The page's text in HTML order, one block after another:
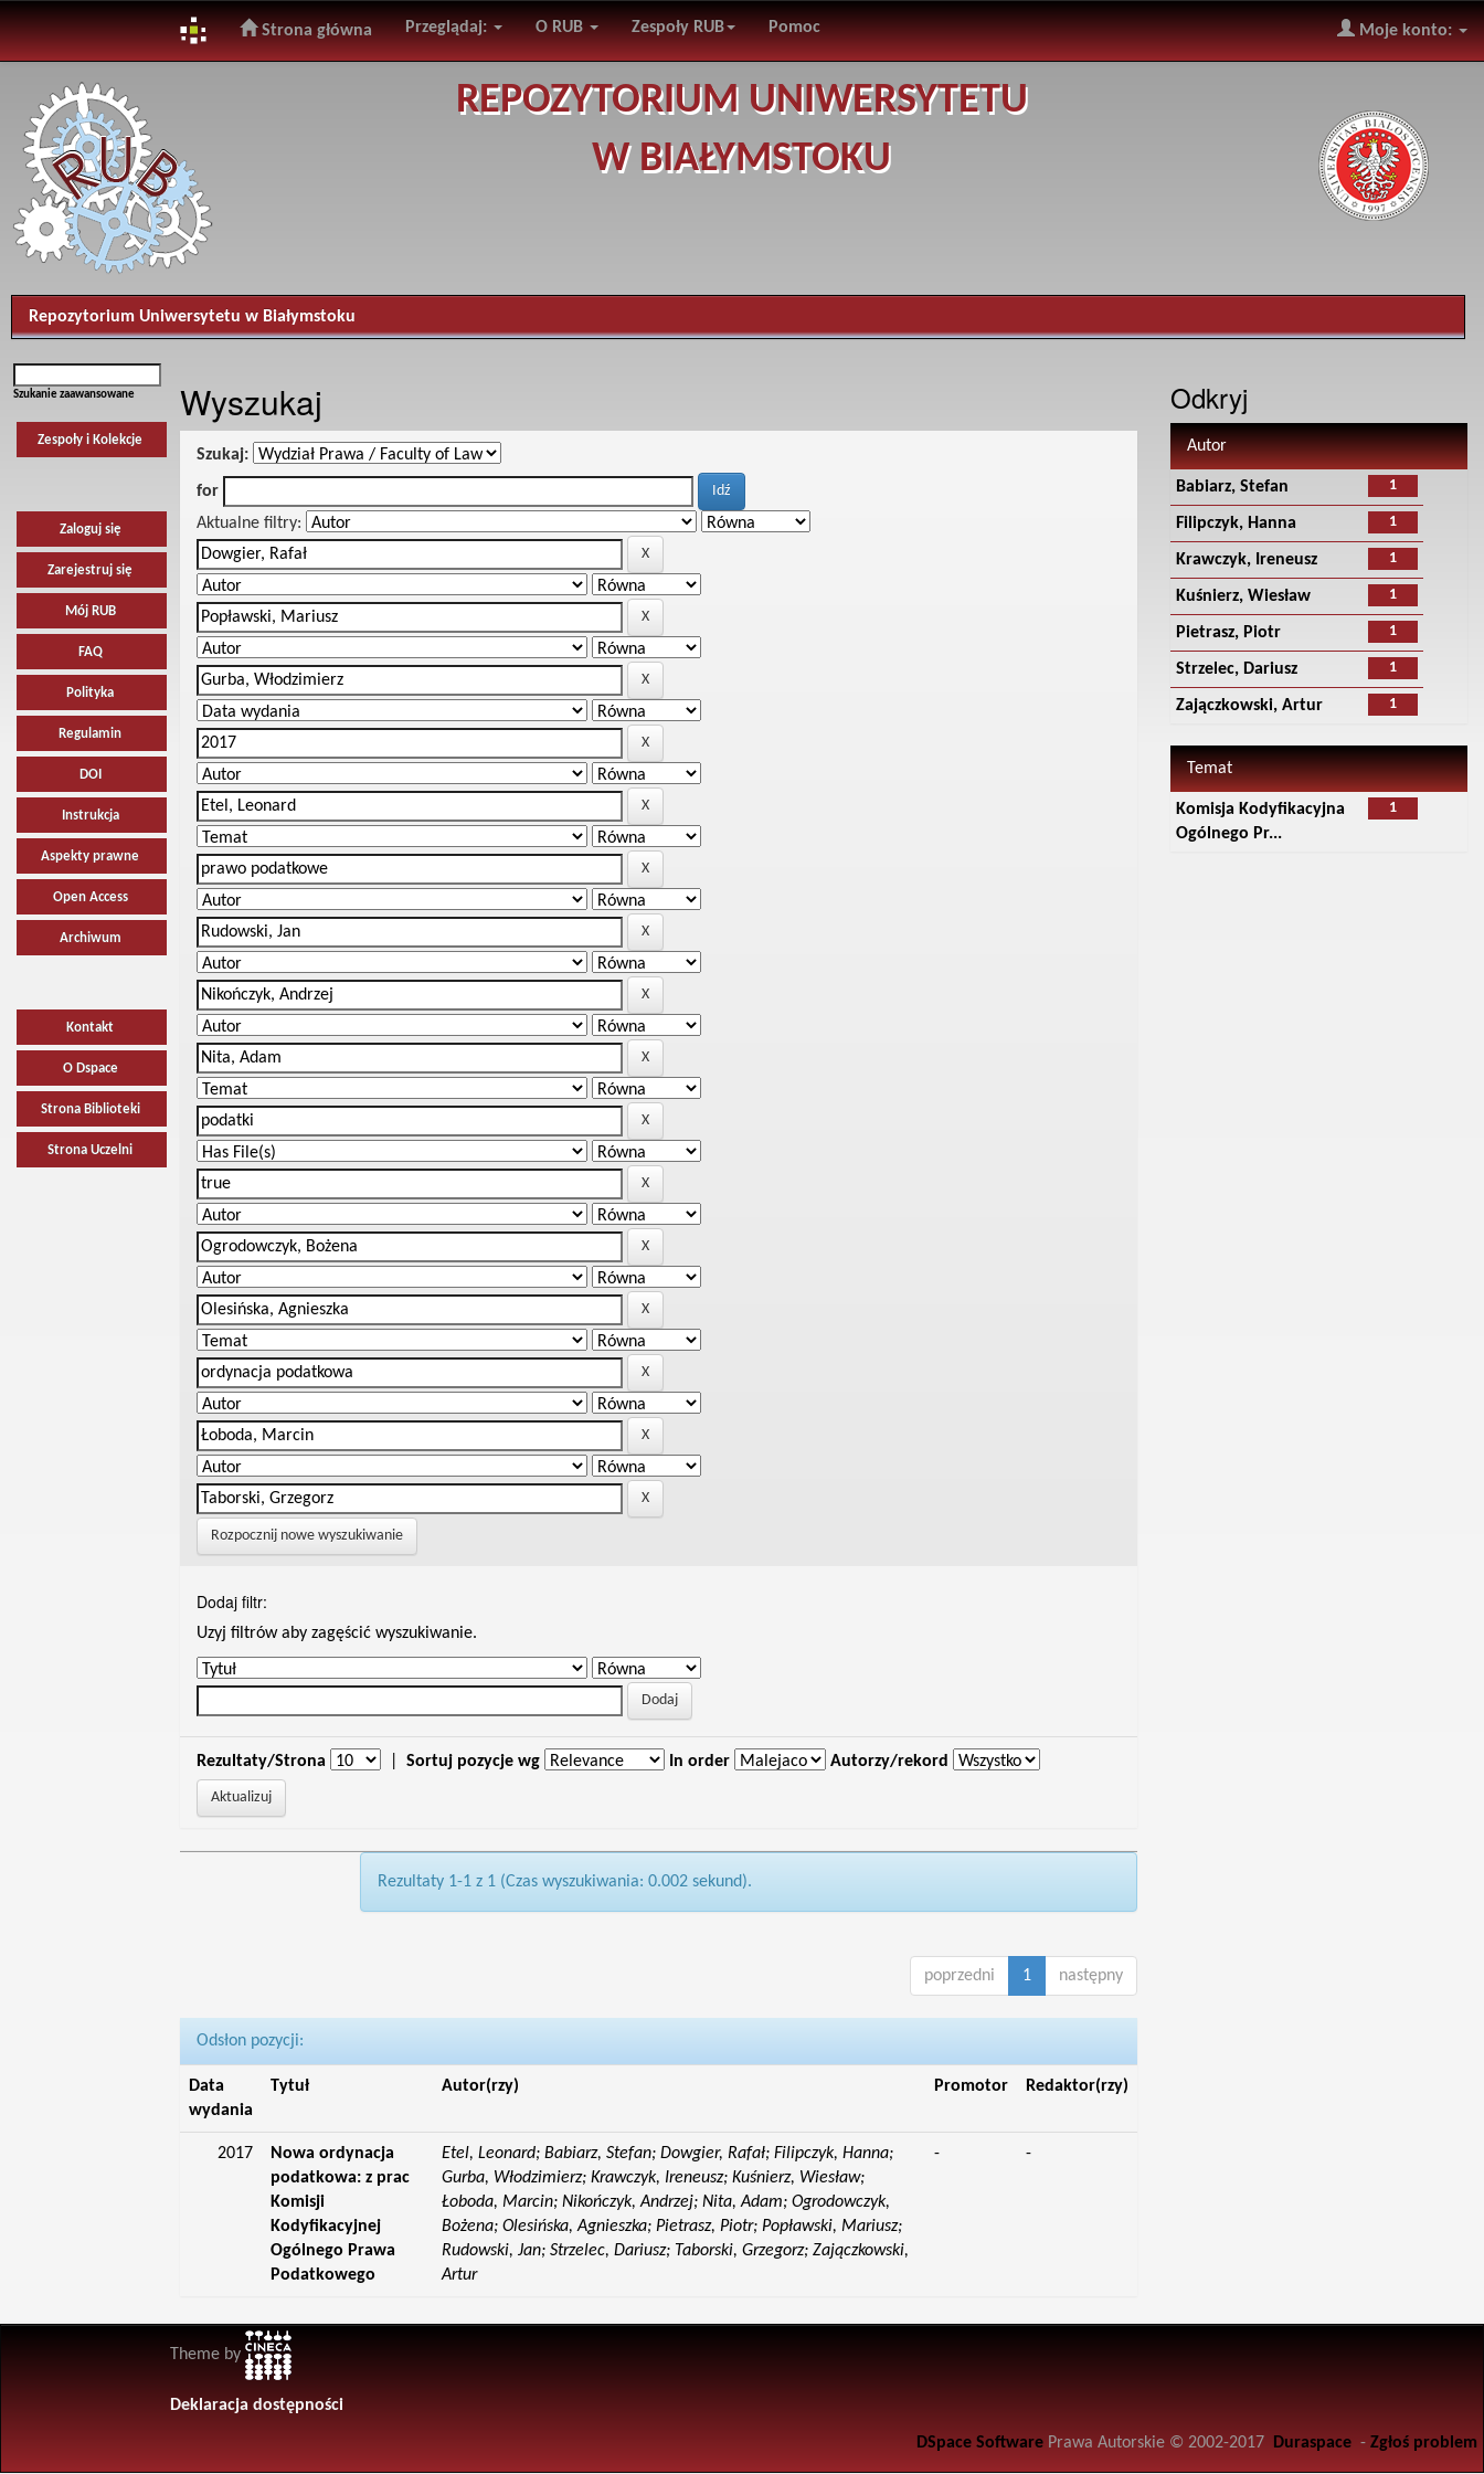
navigation
Strona główna Przeglądaj: O RUB Zespoły RUB Pomoc Moje konto:
REPOZYTORIUM UNIWERSYTETU
W BIAŁYMSTOKU
Repozytorium Uniwersytetu w Białymstoku
Szukanie zaawansowane
Zespoły i Kolekcje
Zaloguj się
Zarejestruj się
Mój RUB
FAQ
Polityka
Regulamin
DOI
Instrukcja
Aspekty prawne
Open Access
Archiwum
Kontakt
O Dspace
Strona Biblioteki
Strona Uczelni
Wyszukaj
Szukaj:
for
Aktualne filtry:
Rozpocznij nowe wyszukiwanie
Dodaj filtr:
Uzyj filtrów aby zagęścić wyszukiwanie.
Rezultaty/Strona Sortuj pozycje wg In order Autorzy/rekord
Rezultaty 1-1 z 1 (Czas wyszukiwania: 0.002 sekund).
poprzedni 1 następny
Odsłon pozycji:
Data
wydania
Tytuł Autor(rzy) Promotor Redaktor(rzy)
2017
Nowa ordynacja
podatkowa: z prac
Komisji
Kodyfikacyjnej
Ogólnego Prawa
Podatkowego
Etel, Leonard; Babiarz, Stefan; Dowgier, Rafał; Filipczyk, Hanna;
Gurba, Włodzimierz; Krawczyk, Ireneusz; Kuśnierz, Wiesław;
Łoboda, Marcin; Nikończyk, Andrzej; Nita, Adam; Ogrodowczyk,
Bożena; Olesińska, Agnieszka; Pietrasz, Piotr; Popławski, Mariusz;
Rudowski, Jan; Strzelec, Dariusz; Taborski, Grzegorz; Zajączkowski,
Artur
- -
Odkryj
Autor
1
Babiarz, Stefan
1
Filipczyk, Hanna
1
Krawczyk, Ireneusz
1
Kuśnierz, Wiesław
1
Pietrasz, Piotr
1
Strzelec, Dariusz
1
Zajączkowski, Artur
Temat
1
Komisja Kodyfikacyjna
Ogólnego Pr...
Theme by
Deklaracja dostępności
DSpace Software Prawa Autorskie © 2002-2017 Duraspace - Zgłoś problem